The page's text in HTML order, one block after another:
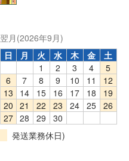
翌月(2026年9月)
日
月 火 水 木 金
土
1
2 3 4
5
6
7 8 9 10 11
12
13
14 15 16 17 18
19
20
21 22 23 24 25
26
27 28 29
30
発送業務休日)